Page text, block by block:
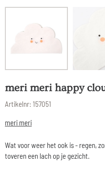
meri meri happy
Artikelnr: 157051
meri meri
Wat voor weer het ook is - regen,
toveren een lach op je gezicht.